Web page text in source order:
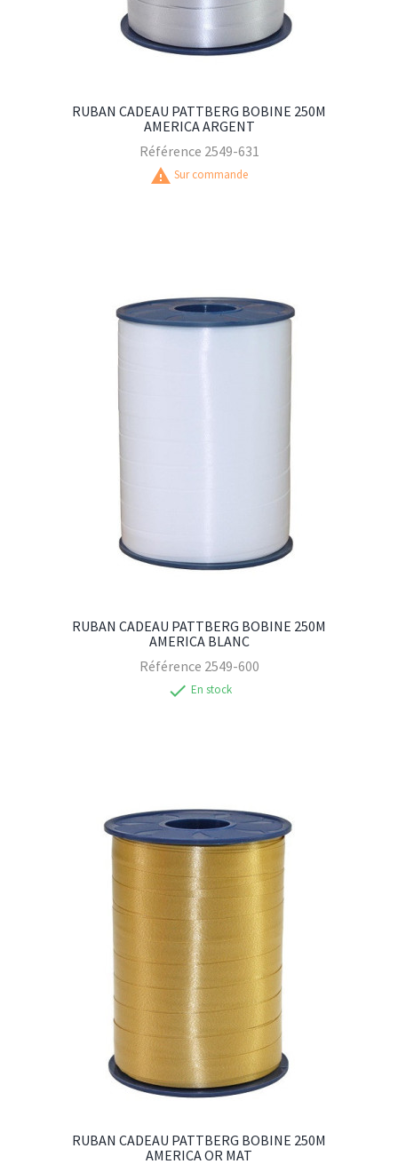
RUBAN CADEAU PATTBERG BOBINE 250M
AMERICA ARGENT
Référence 2549-631
warning Sur commande
RUBAN CADEAU PATTBERG BOBINE 250M
AMERICA BLANC
Référence 2549-600
check En stock
RUBAN CADEAU PATTBERG BOBINE 250M
AMERICA OR MAT